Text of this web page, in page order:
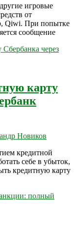
игровые
от
Qiwi. При попытке
сообщение
карту
Новиков
кредитной
себе в убыток,
кредитную карту